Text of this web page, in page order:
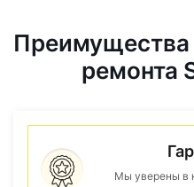
Преимущества
ремонта
Мы уверены в